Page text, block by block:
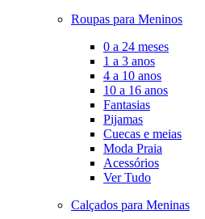
Roupas para Meninos
0 a 24 meses
1 a 3 anos
4 a 10 anos
10 a 16 anos
Fantasias
Pijamas
Cuecas e meias
Moda Praia
Acessórios
Ver Tudo
Calçados para Meninas